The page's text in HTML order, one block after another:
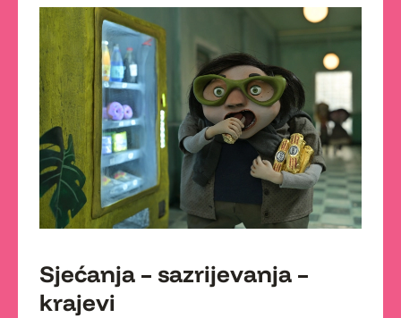
Sjećanja – sazrijevanja –
krajevi